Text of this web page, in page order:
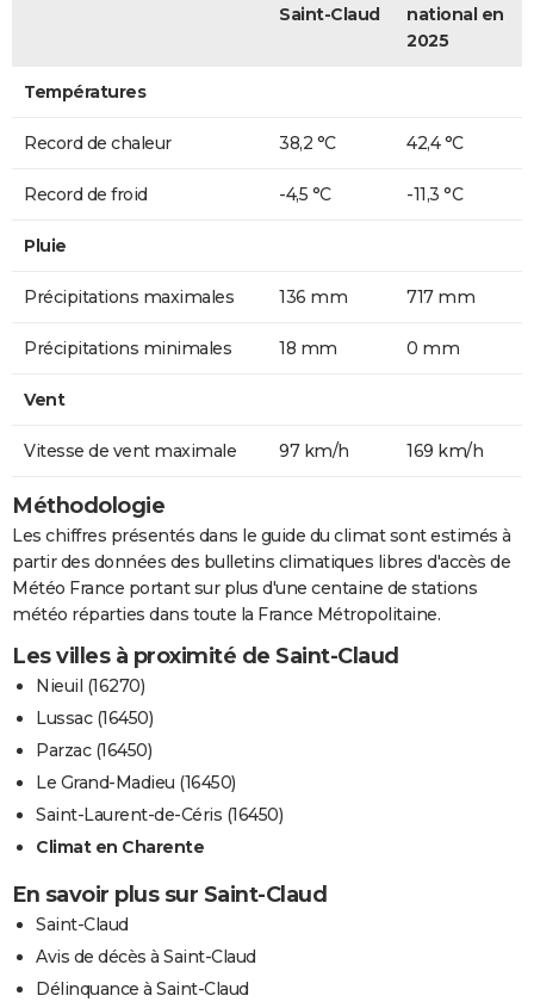
Saint-Claud
national en
2025
Températures
Record de chaleur 38,2 °C 42,4 °C
Record de froid -4,5 °C -11,3 °C
Pluie
Précipitations maximales 136 mm 717 mm
Précipitations minimales 18 mm 0 mm
Vent
Vitesse de vent maximale 97 km/h 169 km/h
Méthodologie
Les chiffres présentés dans le guide du climat sont estimés à
partir des données des bulletins climatiques libres d'accès de
Météo France portant sur plus d'une centaine de stations
météo réparties dans toute la France Métropolitaine.
Les villes à proximité de Saint-Claud
Nieuil (16270)
Lussac (16450)
Parzac (16450)
Le Grand-Madieu (16450)
Saint-Laurent-de-Céris (16450)
Climat en Charente
En savoir plus sur Saint-Claud
Saint-Claud
Avis de décès à Saint-Claud
Délinquance à Saint-Claud